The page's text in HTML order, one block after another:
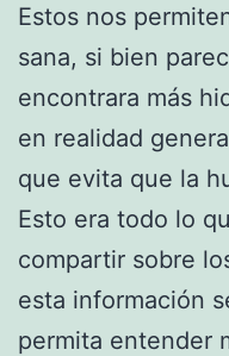
Estos nos
sana, si bien
encontrara más
en realidad
que evita que la
Esto era todo lo
compartir sobre
esta información
permita entender